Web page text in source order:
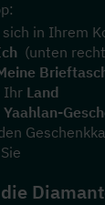
sich in Ihrem
(unten
Ihr Land
Yaahlan-